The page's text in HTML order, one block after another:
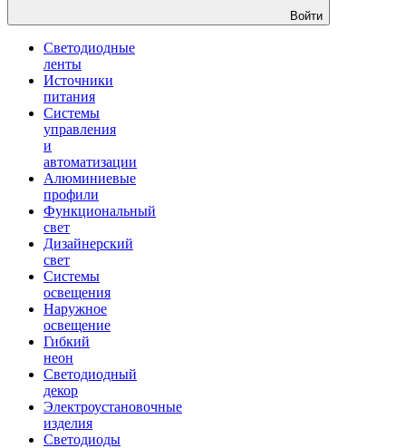
Войти
Светодиодные
ленты
Источники
питания
Системы
управления
и
автоматизации
Алюминиевые
профили
Функциональный
свет
Дизайнерский
свет
Системы
освещения
Наружное
освещение
Гибкий
неон
Светодиодный
декор
Электроустановочные
изделия
Светодиоды